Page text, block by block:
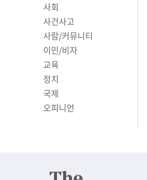
사회
사회
사건사고
사람/커뮤니티
이민/비자
교육
정치
국제